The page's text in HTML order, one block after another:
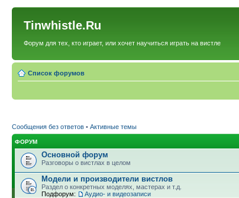
Tinwhistle.Ru
Форум для тех, кто играет, или хочет научиться играть на вистле
Список форумов
Сообщения без ответов • Активные темы
ФОРУМ
Основной форум
Разговоры о вистлах в целом
Модели и производители вистлов
Раздел о конкретных моделях, мастерах и т.д.
Подфорум:
Аудио- и видеозаписи